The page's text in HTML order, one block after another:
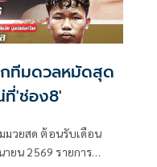
ทีมดวลหมัดสุด
'ช่อง8'
มวยสด ต้อนรับเดือน